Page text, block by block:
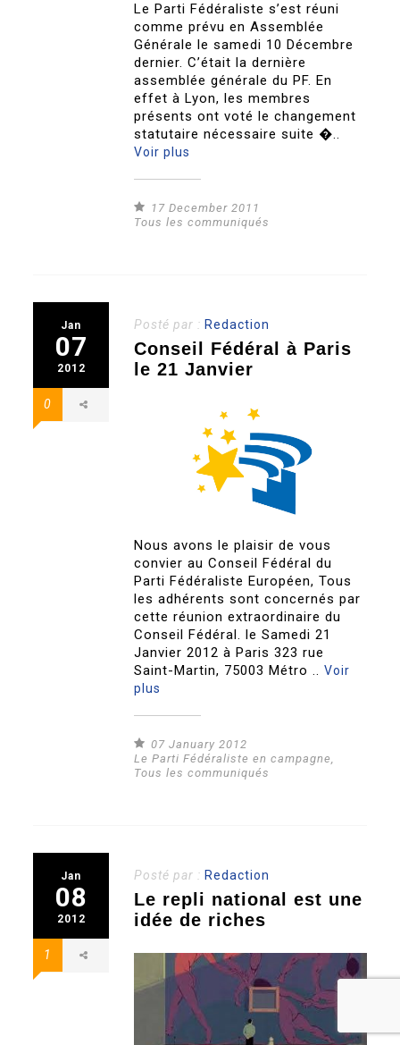
Le Parti Fédéraliste s’est réuni
comme prévu en Assemblée
Générale le samedi 10 Décembre
dernier. C’était la dernière
assemblée générale du PF. En
effet à Lyon, les membres
présents ont voté le changement
statutaire nécessaire suite �..
Voir plus
17 December 2011
Tous les communiqués
Jan
07
2012
0
Posté par : Redaction
Conseil Fédéral à Paris
le 21 Janvier
Nous avons le plaisir de vous
convier au Conseil Fédéral du
Parti Fédéraliste Européen, Tous
les adhérents sont concernés par
cette réunion extraordinaire du
Conseil Fédéral. le Samedi 21
Janvier 2012 à Paris 323 rue
Saint-Martin, 75003 Métro ..Voir
plus
07 January 2012
Le Parti Fédéraliste en campagne,
Tous les communiqués
Jan
08
2012
1
Posté par : Redaction
Le repli national est une
idée de riches